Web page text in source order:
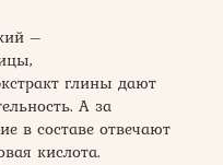
–
глины дают
А за
в составе отвечают
кислота.